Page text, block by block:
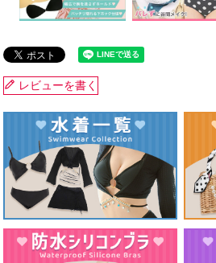
レビューを書く